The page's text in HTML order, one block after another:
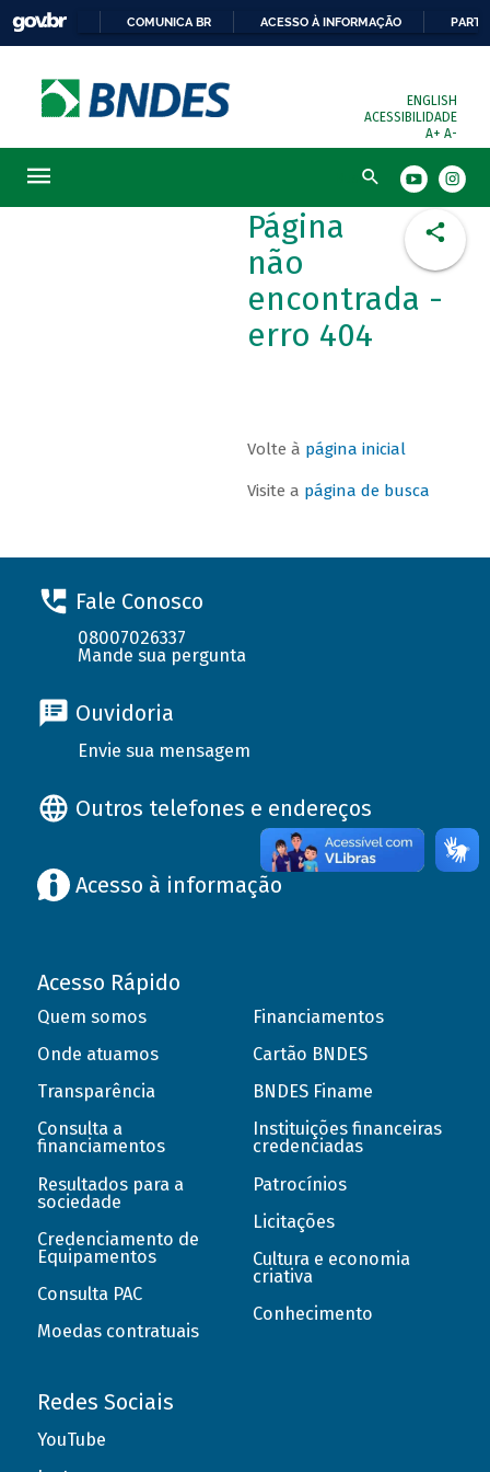
COMUNICA BR ACESSO À INFORMAÇÃO
ENGLISH
ACESSIBILIDADE
A+ A-
Busca
Página
não
encontrada -
erro 404
Volte à página inicial
Visite a página de busca
Fale Conosco
08007026337
Mande sua pergunta
Ouvidoria
Envie sua mensagem
Outros telefones e endereços
Acesso à informação
Acesso Rápido
Quem somos
Onde atuamos
Transparência
Consulta a
financiamentos
Resultados para a
sociedade
Credenciamento de
Equipamentos
Consulta PAC
Moedas contratuais
Financiamentos
Cartão BNDES
BNDES Finame
Instituições financeiras
credenciadas
Patrocínios
Licitações
Cultura e economia
criativa
Conhecimento
Redes Sociais
YouTube